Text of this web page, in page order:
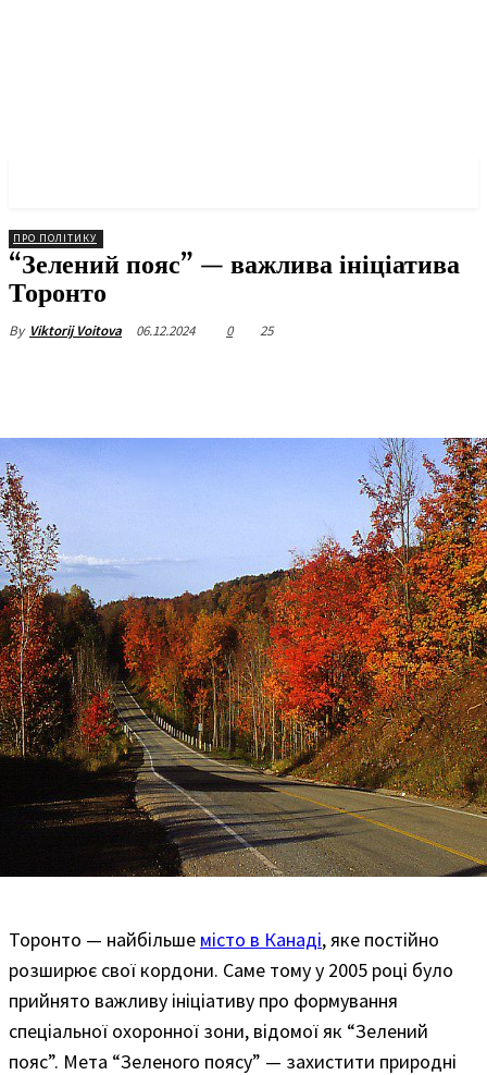
ПРО ПОЛІТИКУ
“Зелений пояс” — важлива ініціатива
Торонто
By Viktorij Voitova 06.12.2024 0 25
Торонто — найбільше місто в Канаді, яке постійно
розширює свої кордони. Саме тому у 2005 році було
прийнято важливу ініціативу про формування
спеціальної охоронної зони, відомої як “Зелений
пояс”. Мета “Зеленого поясу” — захистити природні